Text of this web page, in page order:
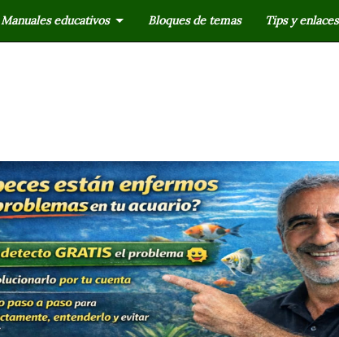
Manuales educativos Bloques de temas Tips y enlaces